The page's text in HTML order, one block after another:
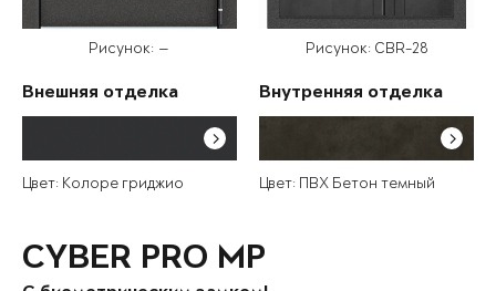
Рисунок: —
Внешняя отделка
Цвет: Колоре гриджио
Рисунок: CBR-28
Внутренняя отделка
Цвет: ПВХ Бетон темный
CYBER PRO MP